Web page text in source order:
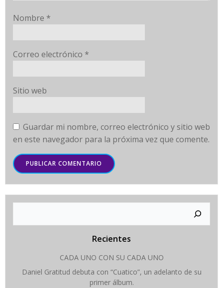
Nombre *
Correo electrónico *
Sitio web
Guardar mi nombre, correo electrónico y sitio web
en este navegador para la próxima vez que comente.
Recientes
CADA UNO CON SU CADA UNO
Daniel Gratitud debuta con “Cuatico”, un adelanto de su
primer álbum.